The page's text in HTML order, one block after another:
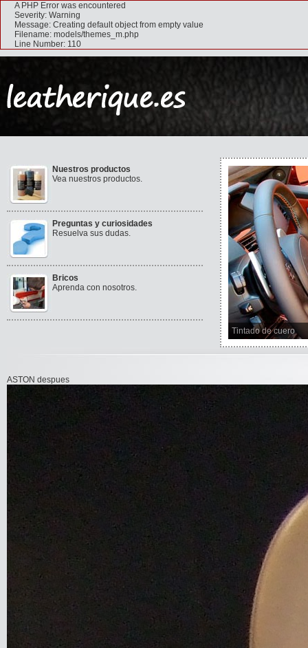
A PHP Error was encountered
Severity: Warning
Message: Creating default object from empty value
Filename: models/themes_m.php
Line Number: 110
Nuestros productos
Vea nuestros productos.
Preguntas y curiosidades
Resuelva sus dudas.
Bricos
Aprenda con nosotros.
Tintado de cuero
ASTON despues